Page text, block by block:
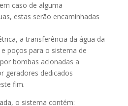
caso de alguma
estas serão encaminhadas
a transferência da água da
poços para o sistema de
bombas acionadas a
geradores dedicados
fim.
o sistema contém: